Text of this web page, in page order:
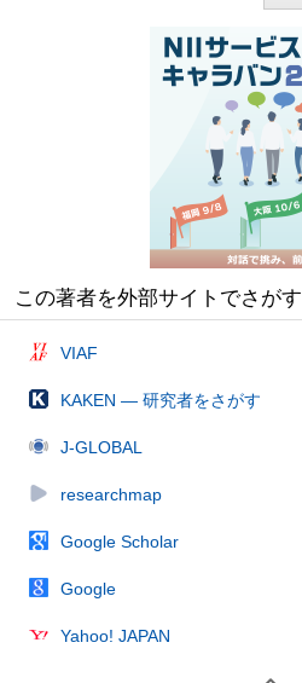
この著者を外部サイトでさがす
VIAF
KAKEN — 研究者をさがす
J-GLOBAL
researchmap
Google Scholar
Google
Yahoo! JAPAN